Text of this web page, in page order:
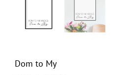
Dom to My